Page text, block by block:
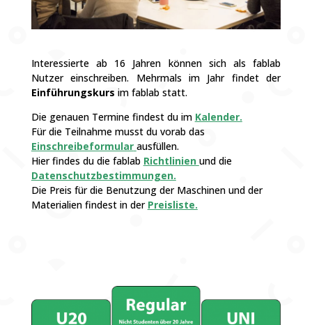
Interessierte ab 16 Jahren können sich als fablab
Nutzer einschreiben. Mehrmals im Jahr findet der
Einführungskurs im fablab statt.
Die genauen Termine findest du im Kalender.
Für die Teilnahme musst du vorab das
Einschreibeformular ausfüllen.
Hier findes du die fablab Richtlinien und die
Datenschutzbestimmungen.
Die Preis für die Benutzung der Maschinen und der
Materialien findest in der Preisliste.